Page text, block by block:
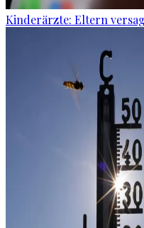
Kinderärzte: Eltern